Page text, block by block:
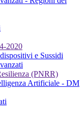
2020
e Sussidi
(PNRR)
Artificiale - DM